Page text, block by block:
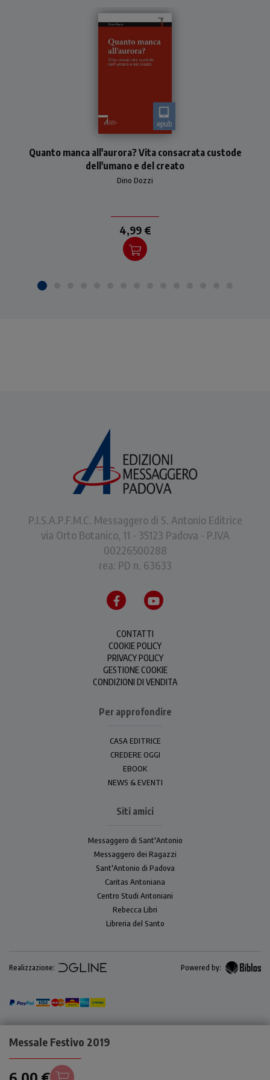
Messale Festivo 2019
epub
all'aurora?»
Dino Dozzi
Quanto manca all'aurora? Vita consacrata custode
dell'umano e del creato
4,99 €
P.I.S.A.P.F.M.C. Messaggero di S. Antonio Editrice
via Orto Botanico, 11 - 35123 Padova - P.IVA
00226500288
rea: PD n. 63633
CONTATTI
COOKIE POLICY
PRIVACY POLICY
GESTIONE COOKIE
CONDIZIONI DI VENDITA
Per approfondire
CASA EDITRICE
CREDERE OGGI
EBOOK
NEWS & EVENTI
Siti amici
Messaggero di Sant'Antonio
Messaggero dei Ragazzi
Sant'Antonio di Padova
Caritas Antoniana
Centro Studi Antoniani
Rebecca Libri
Libreria del Santo
Realizzazione: Powered by: